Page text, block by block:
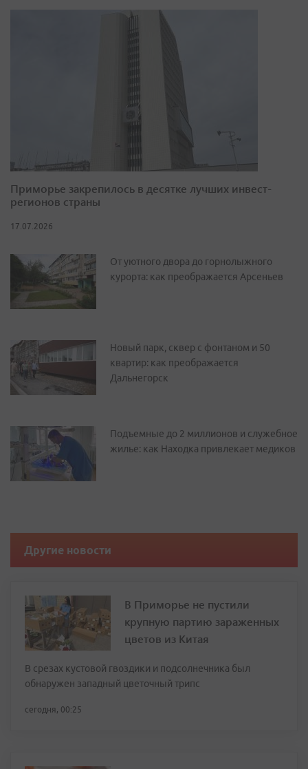
Приморье закрепилось в десятке лучших инвест-
регионов страны
17.07.2026
От уютного двора до горнолыжного
курорта: как преображается Арсеньев
Новый парк, сквер с фонтаном и 50
квартир: как преображается
Дальнегорск
Подъемные до 2 миллионов и служебное
жилье: как Находка привлекает медиков
Другие новости
В Приморье не пустили
крупную партию зараженных
цветов из Китая
В срезах кустовой гвоздики и подсолнечника был
обнаружен западный цветочный трипс
сегодня, 00:25